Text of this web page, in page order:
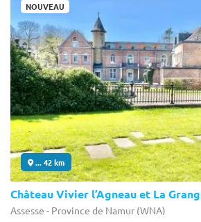
NOUVEAU
... 42 km
Château Vivier l’Agneau et La
Assesse - Province de Namur (WNA)